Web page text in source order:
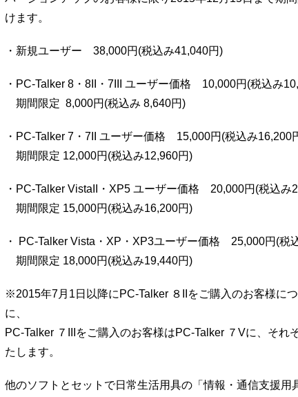
けます。
・新規ユーザー 38,000円(税込み41,040円)
・PC-Talker 8・8II・7III ユーザー価格 10,000円(税込み
期間限定 8,000円(税込み 8,640円)
・PC-Talker 7・7II ユーザー価格 15,000円(税込み16,200
期間限定 12,000円(税込み12,960円)
・PC-Talker VistaII・XP5 ユーザー価格 20,000円(税込み
期間限定 15,000円(税込み16,200円)
・ PC-Talker Vista・XP・XP3ユーザー価格 25,000円(税
期間限定 18,000円(税込み19,440円)
※2015年7月1日以降にPC-Talker ８IIをご購入のお客様につ
に、
PC-Talker ７IIIをご購入のお客様はPC-Talker ７Vに、それ
たします。
他のソフトとセットで日常生活用具の「情報・通信支援用